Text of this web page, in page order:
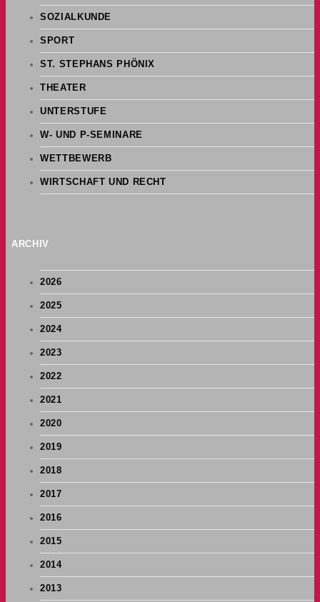
SOZIALKUNDE
SPORT
ST. STEPHANS PHÖNIX
THEATER
UNTERSTUFE
W- UND P-SEMINARE
WETTBEWERB
WIRTSCHAFT UND RECHT
ARCHIV
2026
2025
2024
2023
2022
2021
2020
2019
2018
2017
2016
2015
2014
2013